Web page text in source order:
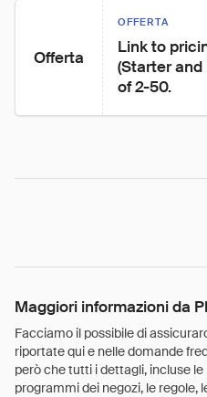
Offerta
OFFERTA
Link to
(Starter
of 2-50.
Maggiori informazioni da
Facciamo il possibile di
riportate qui e nelle domande
però che tutti i dettagli, incluse
programmi dei negozi, le regole,